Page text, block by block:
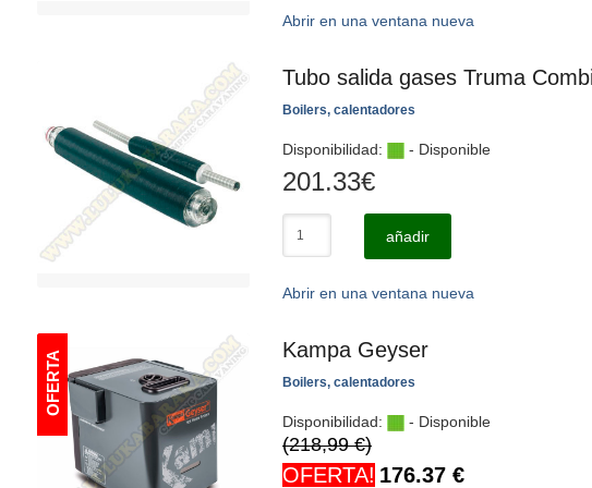
Abrir en una ventana nueva
Tubo salida gases Truma
Boilers, calentadores
Disponibilidad: - Disponible
201.33€
añadir
Abrir en una ventana nueva
Kampa Geyser
Boilers, calentadores
Disponibilidad: - Disponible
(218,99 €)
OFERTA! 176.37 €